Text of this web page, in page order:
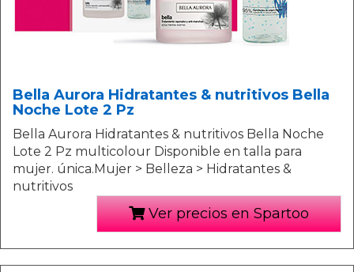
Bella Aurora Hidratantes & nutritivos Bella
Noche Lote 2 Pz
Bella Aurora Hidratantes & nutritivos Bella Noche
Lote 2 Pz multicolour Disponible en talla para
mujer. única.Mujer > Belleza > Hidratantes &
nutritivos
Ver precios en Spartoo